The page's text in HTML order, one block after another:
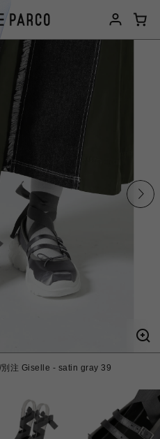
別注 Giselle - satin gray 39